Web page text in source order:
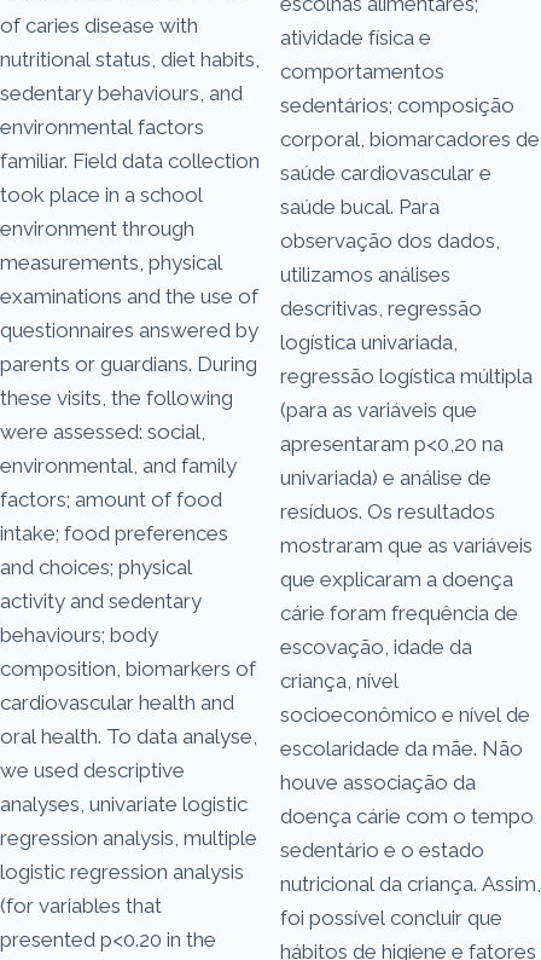
of caries disease with
nutritional status, diet habits,
sedentary behaviours, and
environmental factors
familiar. Field data collection
took place in a school
environment through
measurements, physical
examinations and the use of
questionnaires answered by
parents or guardians. During
these visits, the following
were assessed: social,
environmental, and family
factors; amount of food
intake; food preferences
and choices; physical
activity and sedentary
behaviours; body
composition, biomarkers of
cardiovascular health and
oral health. To data analyse,
we used descriptive
analyses, univariate logistic
regression analysis, multiple
logistic regression analysis
(for variables that
presented p<0.20 in the
atividade física e
comportamentos
sedentários; composição
corporal, biomarcadores de
saúde cardiovascular e
saúde bucal. Para
observação dos dados,
utilizamos análises
descritivas, regressão
logística univariada,
regressão logística múltipla
(para as variáveis que
apresentaram p<0,20 na
univariada) e análise de
resíduos. Os resultados
mostraram que as variáveis
que explicaram a doença
cárie foram frequência de
escovação, idade da
criança, nível
socioeconômico e nível de
escolaridade da mãe. Não
houve associação da
doença cárie com o tempo
sedentário e o estado
nutricional da criança. Assim,
foi possível concluir que
hábitos de higiene e fatores